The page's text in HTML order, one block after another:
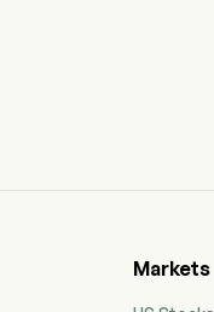
Markets